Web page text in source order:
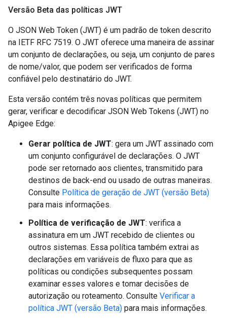
Versão Beta das políticas JWT
O JSON Web Token (JWT) é um padrão de token descrito
na IETF RFC 7519. O JWT oferece uma maneira de assinar
um conjunto de declarações, ou seja, um conjunto de pares
de nome/valor, que podem ser verificados de forma
confiável pelo destinatário do JWT.
Esta versão contém três novas políticas que permitem
gerar, verificar e decodificar JSON Web Tokens (JWT) no
Apigee Edge:
Gerar política de JWT: gera um JWT assinado com
um conjunto configurável de declarações. O JWT
pode ser retornado aos clientes, transmitido para
destinos de back-end ou usado de outras maneiras.
Consulte Política de geração de JWT (versão Beta)
para mais informações.
Política de verificação de JWT: verifica a
assinatura em um JWT recebido de clientes ou
outros sistemas. Essa política também extrai as
declarações em variáveis de fluxo para que as
políticas ou condições subsequentes possam
examinar esses valores e tomar decisões de
autorização ou roteamento. Consulte Verificar a
política JWT (versão Beta) para mais informações.